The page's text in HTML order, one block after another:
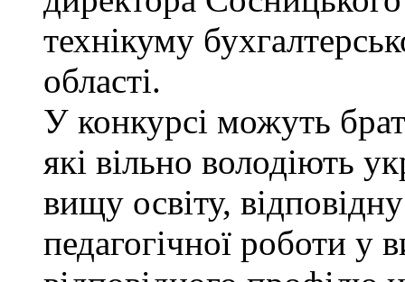
технікуму
області.
У конкурсі можуть
які вільно володіють
вищу освіту,
педагогічної роботи у